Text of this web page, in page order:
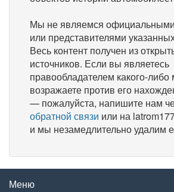
Мы не являемся
или представителями
Весь контент получен из
источников. Если вы являетесь
правообладателем какого-либо
возражаете против его
— пожалуйста, напишите нам
обратной связи или на
и мы незамедлительно удалим
Меню